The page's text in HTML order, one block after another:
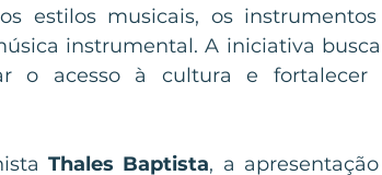
estilos musicais, os
instrumental. A iniciativa
o acesso à cultura e
Thales Baptista, a